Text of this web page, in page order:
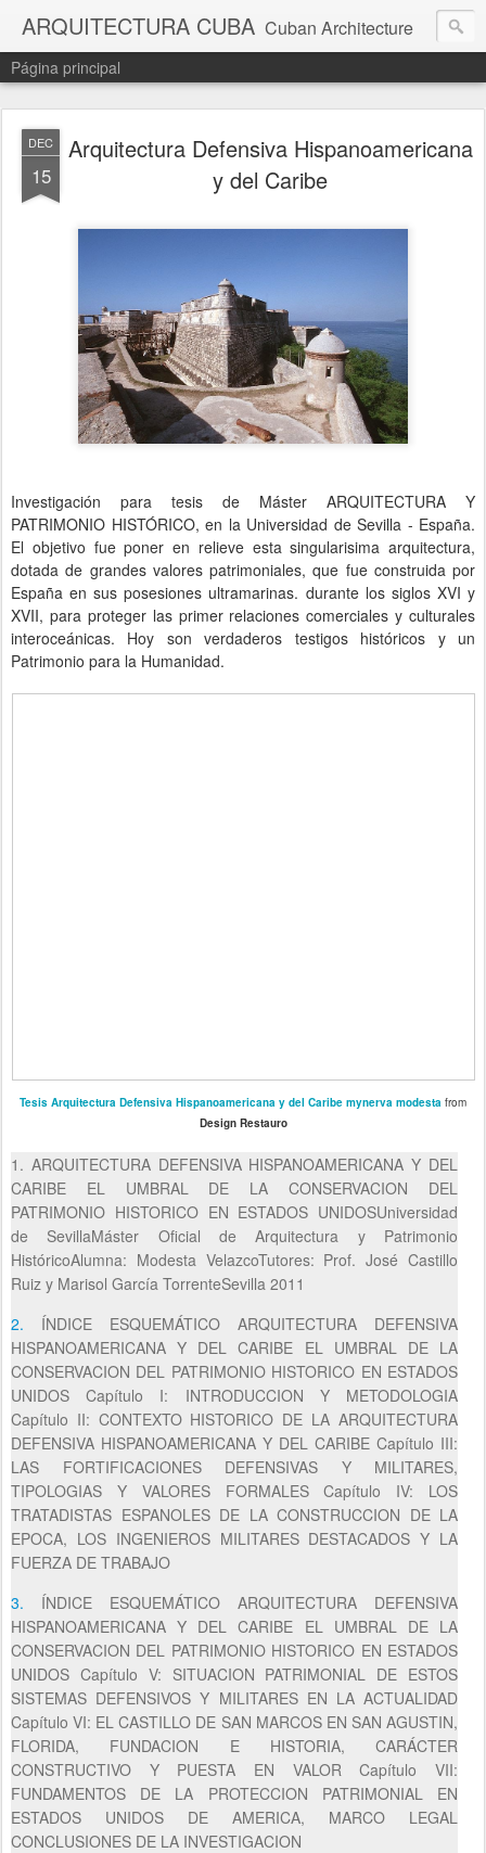
ARQUITECTURA CUBA Cuban Architecture
Página principal
DEC
15
Arquitectura Defensiva Hispanoamericana
y del Caribe
Investigación para tesis de Máster ARQUITECTURA Y
PATRIMONIO HISTÓRICO, en la Universidad de Sevilla - España.
El objetivo fue poner en relieve esta singularisima arquitectura,
dotada de grandes valores patrimoniales, que fue construida por
España en sus posesiones ultramarinas. durante los siglos XVI y
XVII, para proteger las primer relaciones comerciales y culturales
interoceánicas. Hoy son verdaderos testigos históricos y un
Patrimonio para la Humanidad.
Tesis Arquitectura Defensiva Hispanoamericana y del Caribe mynerva modesta from
Design Restauro
1. ARQUITECTURA DEFENSIVA HISPANOAMERICANA Y DEL
CARIBE EL UMBRAL DE LA CONSERVACION DEL
PATRIMONIO HISTORICO EN ESTADOS UNIDOSUniversidad
de SevillaMáster Oficial de Arquitectura y Patrimonio
HistóricoAlumna: Modesta VelazcoTutores: Prof. José Castillo
Ruiz y Marisol García TorrenteSevilla 2011
2. ÍNDICE ESQUEMÁTICO ARQUITECTURA DEFENSIVA
HISPANOAMERICANA Y DEL CARIBE EL UMBRAL DE LA
CONSERVACION DEL PATRIMONIO HISTORICO EN ESTADOS
UNIDOS Capítulo I: INTRODUCCION Y METODOLOGIA
Capítulo II: CONTEXTO HISTORICO DE LA ARQUITECTURA
DEFENSIVA HISPANOAMERICANA Y DEL CARIBE Capítulo III:
LAS FORTIFICACIONES DEFENSIVAS Y MILITARES,
TIPOLOGIAS Y VALORES FORMALES Capítulo IV: LOS
TRATADISTAS ESPANOLES DE LA CONSTRUCCION DE LA
EPOCA, LOS INGENIEROS MILITARES DESTACADOS Y LA
FUERZA DE TRABAJO
3. ÍNDICE ESQUEMÁTICO ARQUITECTURA DEFENSIVA
HISPANOAMERICANA Y DEL CARIBE EL UMBRAL DE LA
CONSERVACION DEL PATRIMONIO HISTORICO EN ESTADOS
UNIDOS Capítulo V: SITUACION PATRIMONIAL DE ESTOS
SISTEMAS DEFENSIVOS Y MILITARES EN LA ACTUALIDAD
Capítulo VI: EL CASTILLO DE SAN MARCOS EN SAN AGUSTIN,
FLORIDA, FUNDACION E HISTORIA, CARÁCTER
CONSTRUCTIVO Y PUESTA EN VALOR Capítulo VII:
FUNDAMENTOS DE LA PROTECCION PATRIMONIAL EN
ESTADOS UNIDOS DE AMERICA, MARCO LEGAL
CONCLUSIONES DE LA INVESTIGACION